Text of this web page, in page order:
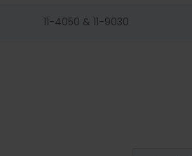
11-4050 & 11-9030